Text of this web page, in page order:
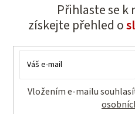
Přihlaste se
získejte přehled o
mail
Vložením e-mailu